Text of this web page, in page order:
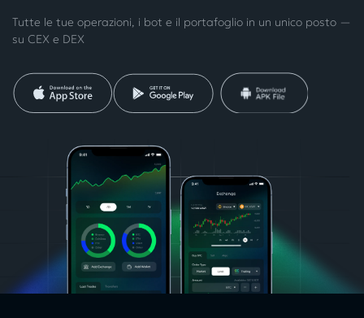
Tutte le tue operazioni, i bot e il portafoglio in un unico posto —
su CEX e DEX